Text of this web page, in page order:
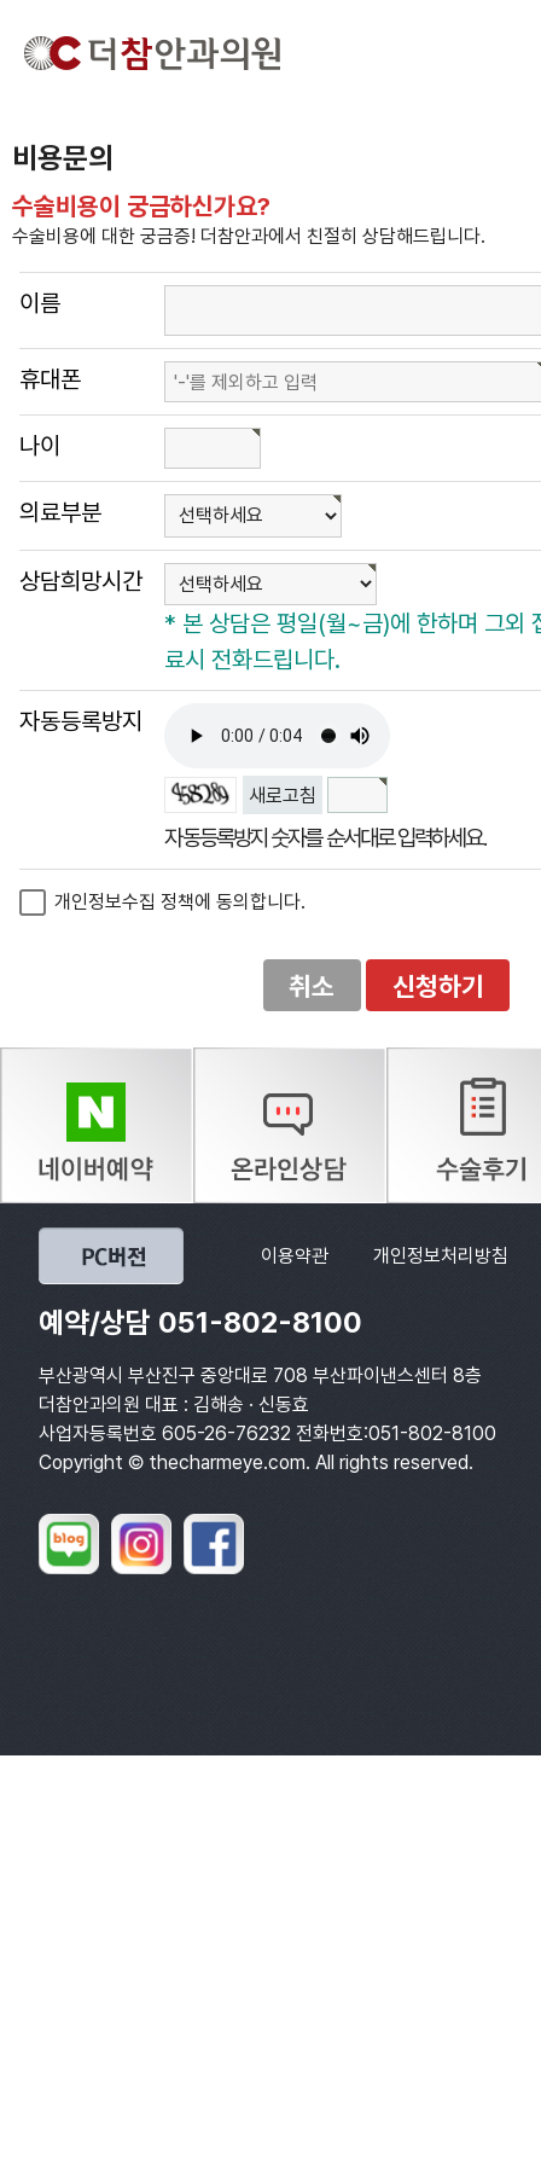
비용문의
수술비용이 궁금하신가요?
수술비용에 대한 궁금증! 더참안과에서 친절히 상담해드립니다.
이름
휴대폰
나이
의료부분
상담희망시간
* 본 상담은 평일(월~금)에 한하며 그외
료시 전화드립니다.
자동등록방지
새로고침
자동등록방지 숫자를 순서대로 입력하세요.
개인정보수집 정책에 동의합니다.
취소 신청하기
이용약관 개인정보처리방침
예약/상담 051-802-8100
부산광역시 부산진구 중앙대로 708 부산파이낸스센터 8층
더참안과의원 대표 : 김해송 · 신동효
사업자등록번호 605-26-76232 전화번호:051-802-8100
Copyright © thecharmeye.com. All rights reserved.